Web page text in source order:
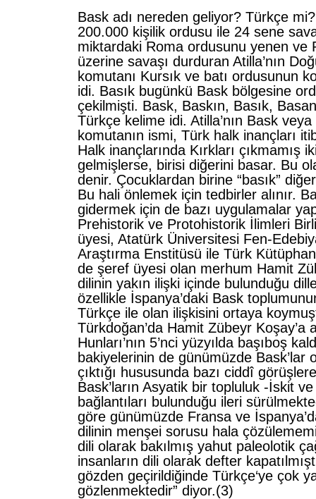
Bask adı nereden geliyor? Türkçe
200.000 kişilik ordusu ile 24 sene
miktardaki Roma ordusunu yenen ve
üzerine savaşı durduran Atilla’nın
komutanı Kursık ve batı ordusunun
idi. Basık bugünkü Bask bölgesine
çekilmişti. Bask, Baskın, Basık,
Türkçe kelime idi. Atilla’nın Bask veya
komutanın ismi, Türk halk inançları
Halk inançlarında Kırkları çıkmamış
gelmişlerse, birisi diğerini basar. Bu
denir. Çocuklardan birine “basık”
Bu hali önlemek için tedbirler alınır.
gidermek için de bazı uygulamalar
Prehistorik ve Protohistorik İlimleri
üyesi, Atatürk Üniversitesi Fen-
Araştırma Enstitüsü ile Türk
de şeref üyesi olan merhum Hamit
dilinin yakın ilişki içinde bulunduğu
özellikle İspanya’daki Bask
Türkçe ile olan ilişkisini ortaya
Türkdoğan’da Hamit Zübeyr Koşay’a
Hunları’nın 5’nci yüzyılda başıboş
bakiyelerinin de günümüzde Bask’lar
çıktığı hususunda bazı ciddî
Bask’ların Asyatik bir topluluk -İskit ve
bağlantıları bulunduğu ileri
göre günümüzde Fransa ve
dilinin menşei sorusu hala
dili olarak bakılmış yahut paleolotik
insanların dili olarak defter
gözden geçirildiğinde Türkçe‘ye çok
gözlenmektedir” diyor.(3)